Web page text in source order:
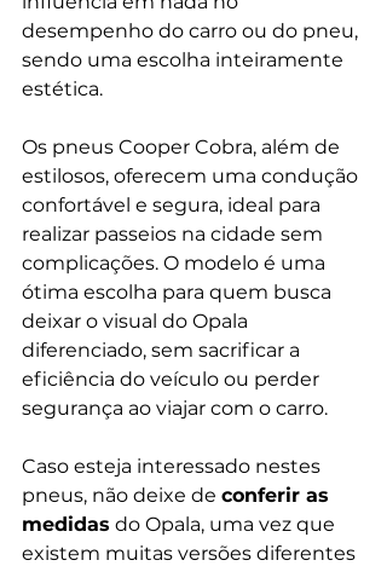
desempenho do carro ou do pneu,
sendo uma escolha inteiramente
estética.
Os pneus Cooper Cobra, além de
estilosos, oferecem uma condução
confortável e segura, ideal para
realizar passeios na cidade sem
complicações. O modelo é uma
ótima escolha para quem busca
deixar o visual do Opala
diferenciado, sem sacrificar a
eficiência do veículo ou perder
segurança ao viajar com o carro.
Caso esteja interessado nestes
pneus, não deixe de conferir as
medidas do Opala, uma vez que
existem muitas versões diferentes